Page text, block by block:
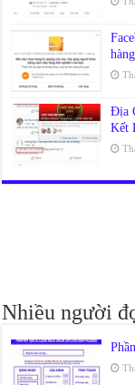
Địa
Kết
Nhiều người